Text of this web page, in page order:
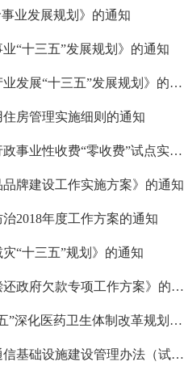
业发展规划》的通知
“十三五”发展规划》的通知
嘉峪关市人民政府办公室关于印发《嘉峪关市文化产业发展“十三五”发展规划》的通知
房管理实施细则的通知
嘉峪关市人民政府办公室关于印发《嘉峪关市涉企行政事业性收费“零收费”试点实施方案》的通知
牌建设工作实施方案》的通知
2018年度工作方案的通知
“十三五”规划》的通知
嘉峪关市人民政府办公室关于批转《嘉峪关市清理偿还政府欠款专项工作方案》的通知
嘉峪关市人民政府办公室关于印发《嘉峪关市“十三五”深化医药卫生体制改革规划》的通知
嘉峪关市人民政府办公室关于印发《嘉峪关市信息通信基础设施建设管理办法（试行）》的通知